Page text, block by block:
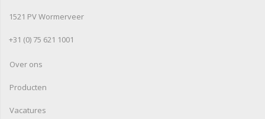
1521 PV Wormerveer
+31 (0) 75 621 1001
Over ons
Producten
Vacatures